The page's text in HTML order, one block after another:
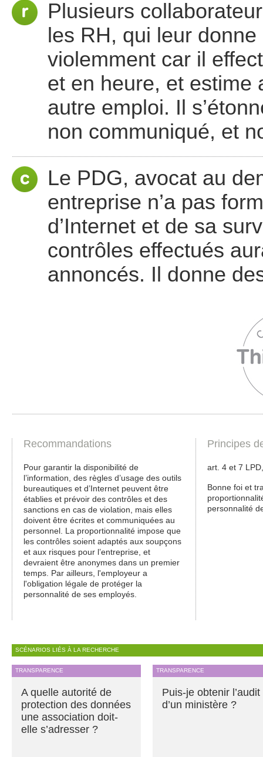
Plusieurs
les RH, qui leur
violemment car il
et en heure, et estime
autre emploi. Il
non communiqué, et
Le PDG, avocat au
entreprise n’a pas
d’Internet et de sa
contrôles effectués
annoncés. Il donne
Recommandations
Pour garantir la disponibilité de
l’information, des règles d’usage des outils
bureautiques et d’Internet peuvent être
établies et prévoir des contrôles et des
sanctions en cas de violation, mais elles
doivent être écrites et communiquées au
personnel. La proportionnalité impose que
les contrôles soient adaptés aux soupçons
et aux risques pour l’entreprise, et
devraient être anonymes dans un premier
temps. Par ailleurs, l'employeur a
l'obligation légale de protéger la
personnalité de ses employés.
Principes
art. 4 et 7
Bonne foi et
personnalité
SCÉNARIOS LIÉS À LA RECHERCHE
TRANSPARENCE
A quelle autorité de
protection des données
une association doit-
elle s’adresser ?
TRANSPARENCE
Puis-je obtenir l’audit
d’un ministère ?